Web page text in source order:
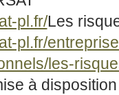
pl.fr/Les
pl.fr/
les-
à